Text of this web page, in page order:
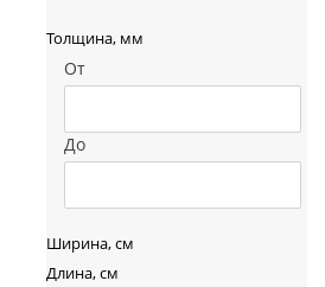
Толщина, мм
От
До
Ширина, см
Длина, см